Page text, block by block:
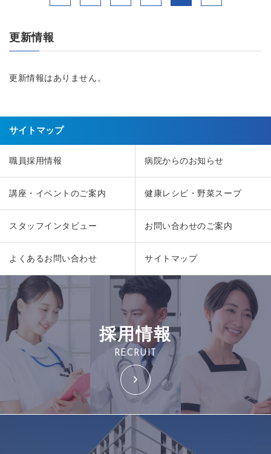
更新情報
更新情報はありません。
サイトマップ
職員採用情報 病院からのお知らせ
講座・イベントのご案内 健康レシピ・野菜スープ
スタッフインタビュー お問い合わせのご案内
よくあるお問い合わせ サイトマップ
採用情報
RECRUIT